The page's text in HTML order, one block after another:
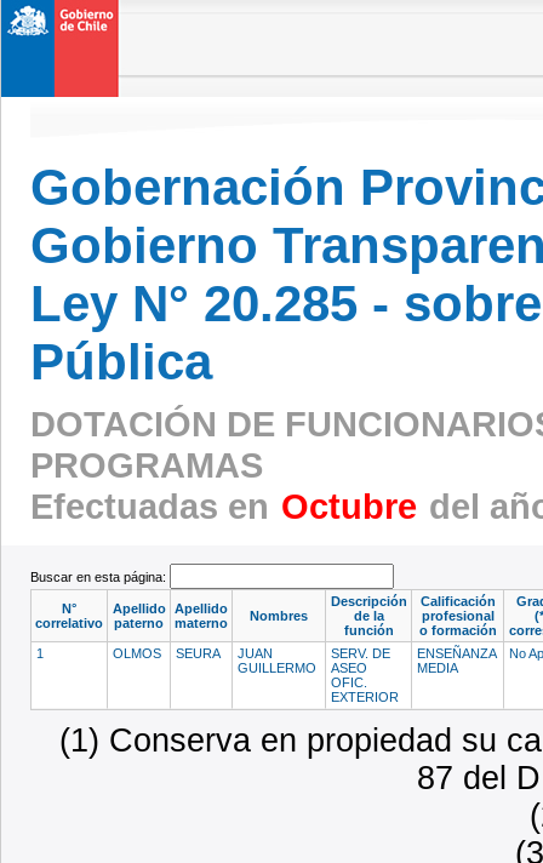
Gobernación
Gobierno
Ley N° 20.285 -
Pública
DOTACIÓN DE
PROGRAMAS
Efectuadas en Octubre del
Buscar en esta página:
N°
correlativo
Apellido
paterno
Apellido
materno
Nombres
Descripción
de la
función
Calificación
profesional
o formación
1
OLMOS SEURA
JUAN
GUILLERMO
SERV. DE
ASEO
OFIC.
EXTERIOR
ENSEÑANZA
MEDIA
No
(1) Conserva en propiedad su
87 del